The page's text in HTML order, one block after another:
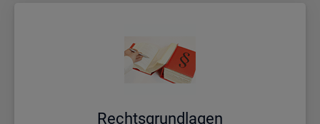
Rechts­grund­la­gen